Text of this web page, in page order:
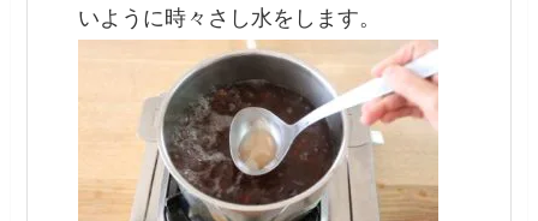
いように時々さし水をします。